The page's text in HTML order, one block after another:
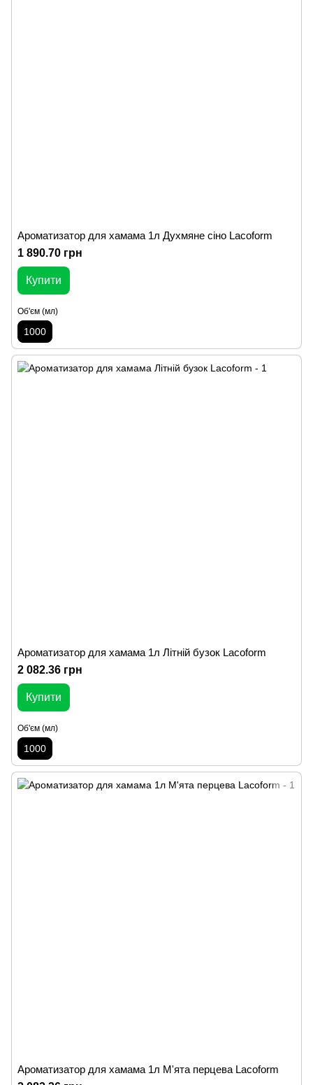
Ароматизатор для хамама 1л Духмяне сіно Lacoform
1 890.70 грн
Купити
Об'єм (мл)
1000
Ароматизатор для хамама 1л Літній бузок Lacoform
2 082.36 грн
Купити
Об'єм (мл)
1000
Ароматизатор для хамама 1л М'ята перцева Lacoform